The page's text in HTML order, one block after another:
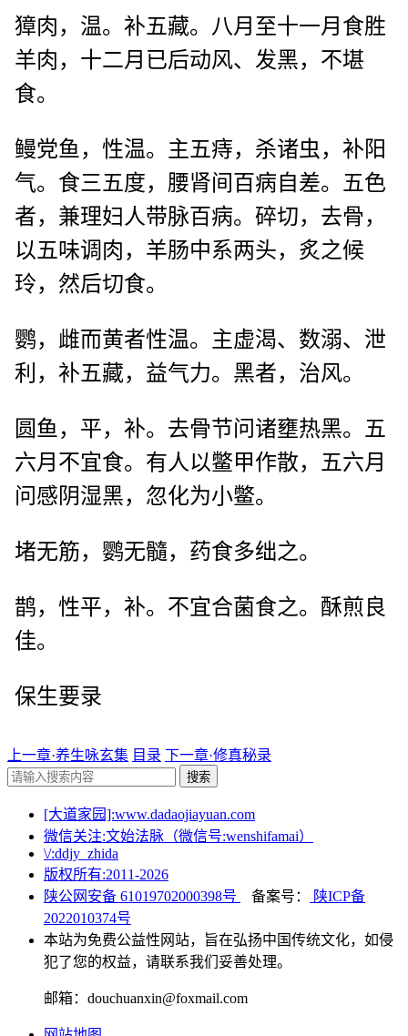
獐肉，温。补五藏。八月至十一月食胜
羊肉，十二月已后动风、发黑，不堪
食。
鳗党鱼，性温。主五痔，杀诸虫，补阳
气。食三五度，腰肾间百病自差。五色
者，兼理妇人带脉百病。碎切，去骨，
以五味调肉，羊肠中系两头，炙之候
玲，然后切食。
鹦，雌而黄者性温。主虚渴、数溺、泄
利，补五藏，益气力。黑者，治风。
圆鱼，平，补。去骨节问诸壅热黑。五
六月不宜食。有人以鳖甲作散，五六月
问感阴湿黑，忽化为小鳖。
堵无筋，鹦无髓，药食多绌之。
鹊，性平，补。不宜合菌食之。酥煎良
佳。
保生要录
上一章·养生咏玄集 目录 下一章·修真秘录
搜索
[大道家园]:www.dadaojiayuan.com
微信关注:文始法脉（微信号:wenshifamai）
\/:ddjy_zhida
版权所有:2011-2026
陕公网安备 61019702000398号
备案号：
陕ICP备
2022010374号
本站为免费公益性网站，旨在弘扬中国传统文化，如侵
犯了您的权益，请联系我们妥善处理。
邮箱：douchuanxin@foxmail.com